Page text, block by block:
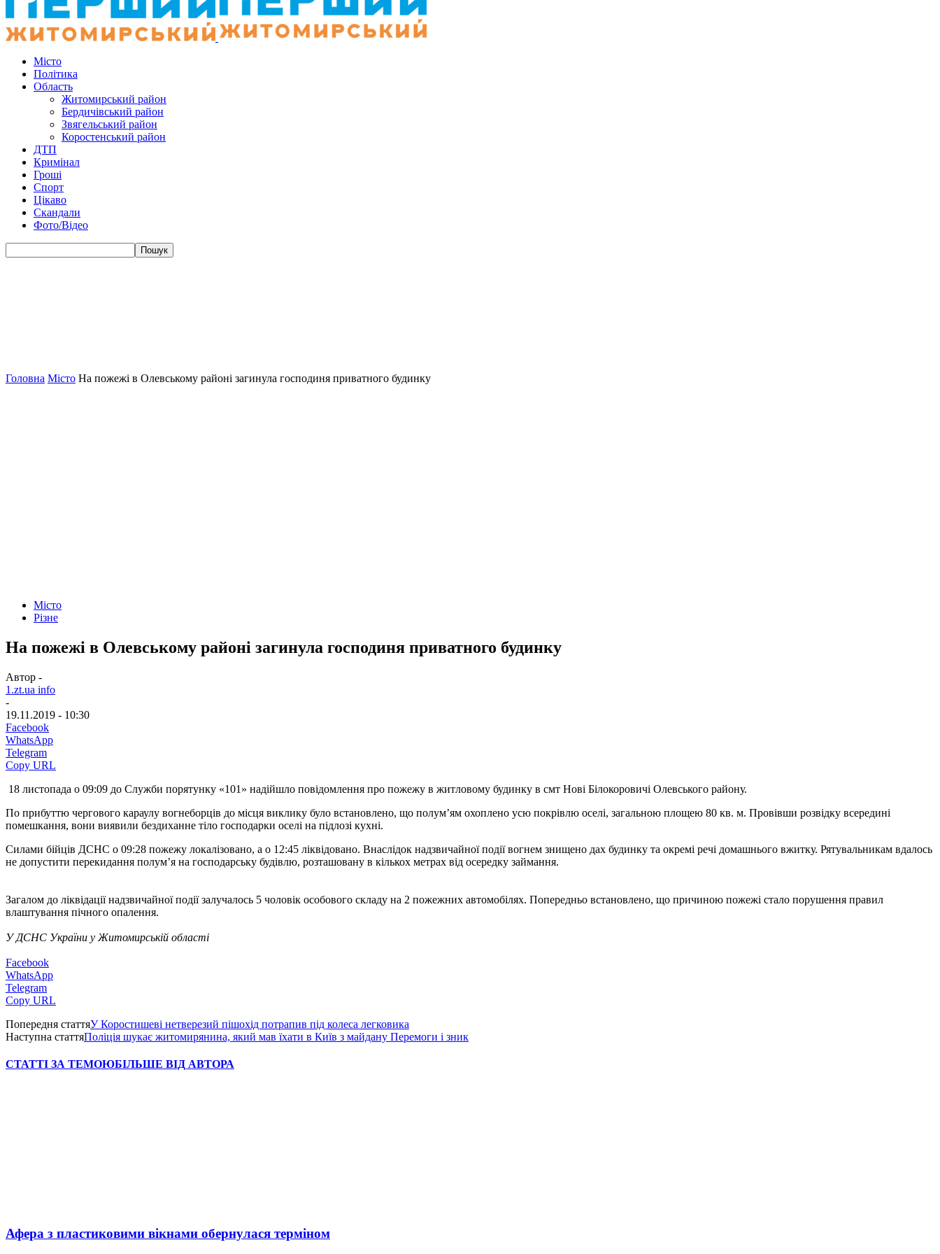
Місто
Політика
Область
Житомирський район
Бердичівський район
Звягельський район
Коростенський район
ДТП
Кримінал
Гроші
Спорт
Цікаво
Скандали
Фото/Відео
Головна Місто На пожежі в Олевському районі загинула господиня приватного будинку
Місто
Різне
На пожежі в Олевському районі загинула господиня приватного будинку
Автор -
1.zt.ua info
-
19.11.2019 - 10:30
Facebook
WhatsApp
Telegram
Copy URL
18 листопада о 09:09 до Служби порятунку «101» надійшло повідомлення про пожежу в житловому будинку в смт Нові Білокоровичі Олевського району.
По прибуттю чергового караулу вогнеборців до місця виклику було встановлено, що полум’ям охоплено усю покрівлю оселі, загальною площею 80 кв. м. Провівши розвідку всередині
помешкання, вони виявили бездиханне тіло господарки оселі на підлозі кухні.
Силами бійців ДСНС о 09:28 пожежу локалізовано, а о 12:45 ліквідовано. Внаслідок надзвичайної події вогнем знищено дах будинку та окремі речі домашнього вжитку. Рятувальникам вдалось
не допустити перекидання полум’я на господарську будівлю, розташовану в кількох метрах від осередку займання.
Загалом до ліквідації надзвичайної події залучалось 5 чоловік особового складу на 2 пожежних автомобілях. Попередньо встановлено, що причиною пожежі стало порушення правил
влаштування пічного опалення.
У ДСНС України у Житомирській області
Facebook
WhatsApp
Telegram
Copy URL
Попередня статтяУ Коростишеві нетверезий пішохід потрапив під колеса легковика
Наступна статтяПоліція шукає житомирянина, який мав їхати в Київ з майдану Перемоги і зник
СТАТТІ ЗА ТЕМОЮБІЛЬШЕ ВІД АВТОРА
Афера з пластиковими вікнами обернулася терміном